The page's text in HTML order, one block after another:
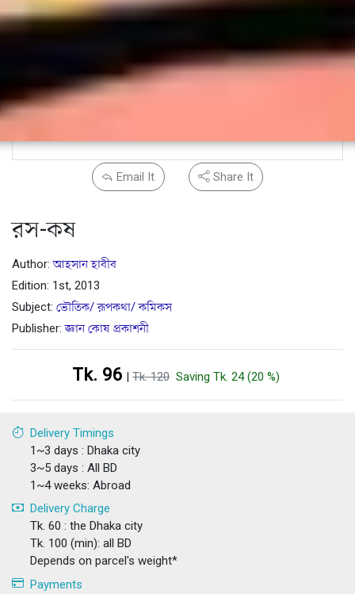
Email It Share It
রস-কষ
Author:আহসান হাবীব
Edition: 1st, 2013
Subject: ভৌতিক/ রূপকথা/ কমিকস
Publisher:জ্ঞান কোষ প্রকাশনী
Tk. 96 |Tk. 120 Saving Tk. 24 (20 %)
Delivery Timings
1~3 days : Dhaka city
3~5 days : All BD
1~4 weeks: Abroad
Delivery Charge
Tk. 60 : the Dhaka city
Tk. 100 (min): all BD
Depends on parcel's weight*
Payments